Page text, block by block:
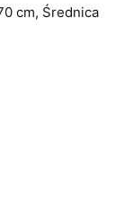
cm, Średnica